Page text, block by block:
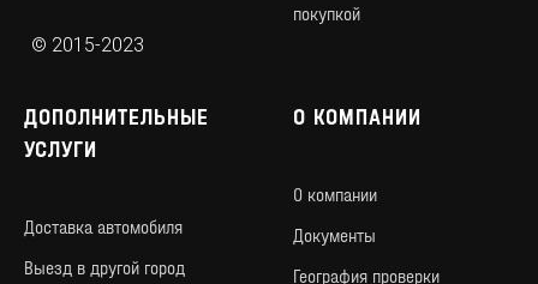
© 2015-2023
покупкой
ДОПОЛНИТЕЛЬНЫЕ
УСЛУГИ
Доставка автомобиля
Выезд в другой город
О КОМПАНИИ
О компании
Документы
География проверки